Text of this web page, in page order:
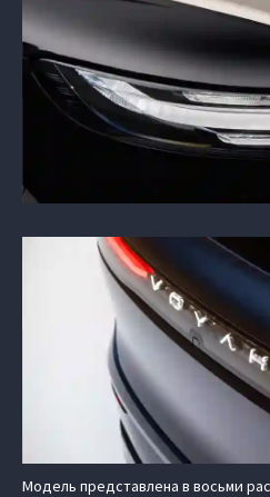
Модель представлена в восьми